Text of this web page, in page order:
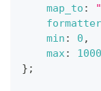
map_to :
formatter
min : 0 ,
max:
1000
} ;